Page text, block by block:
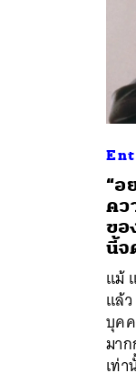
“อ
คว
ขอ
นี้จ
แม้
แล้
บุค
มา
เท่า